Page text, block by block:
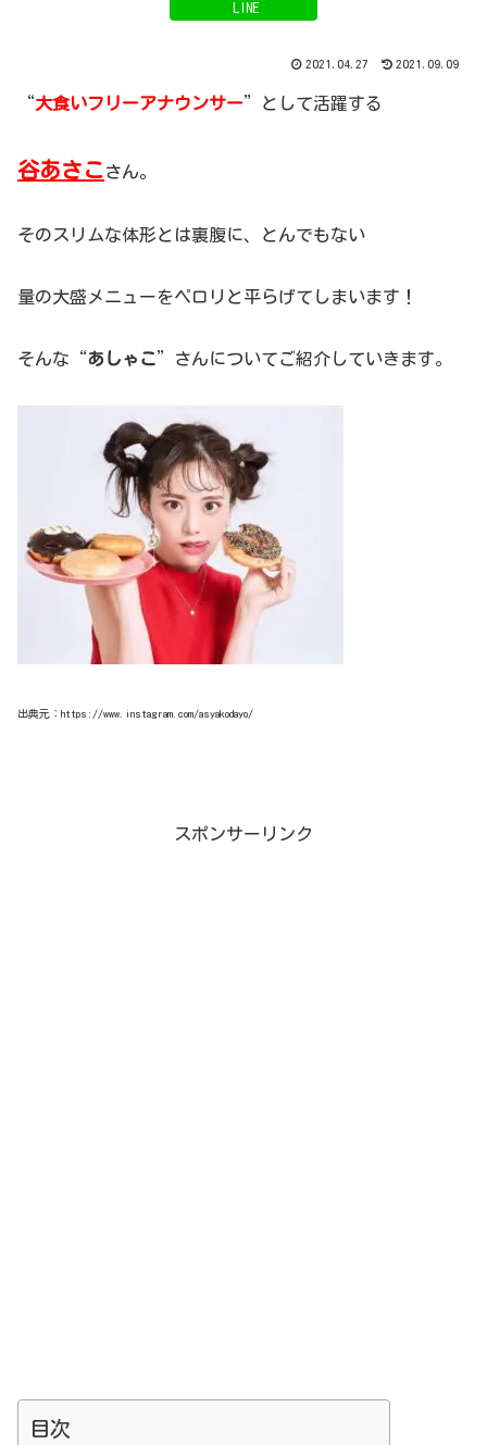
LINE
2021.04.27 2021.09.09
“大食いフリーアナウンサー”として活躍する
谷あさこ さん。
そのスリムな体形とは裏腹に、とんでもない
量の大盛メニューをペロリと平らげてしまいます！
そんな“あしゃこ”さんについてご紹介していきます。
出典元：https://www.instagram.com/asyakodayo/
スポンサーリンク
目次